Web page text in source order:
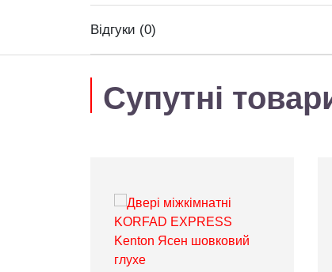
Відгуки (0)
Супутні